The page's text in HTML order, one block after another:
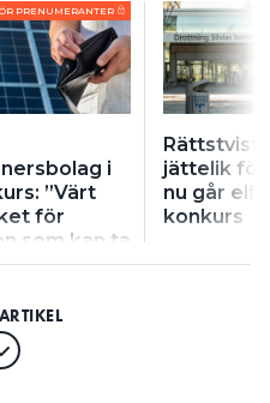
PRENUMERANTER
i
”Värt
för
som kan ta
Rättstvist
jättelik
nu går
konkurs